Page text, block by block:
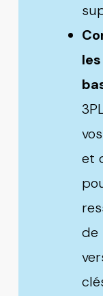
et
de